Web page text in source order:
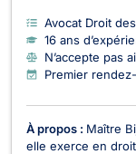
Avocat Droit
16 ans
N’accepte pas
Premier
À propos : Maître
elle exerce en